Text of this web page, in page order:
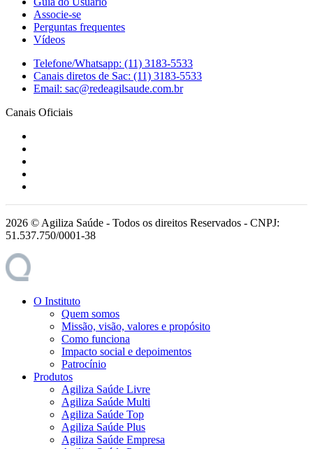
Associe-se
Perguntas frequentes
Vídeos
Telefone/Whatsapp: (11) 3183-5533
Canais diretos de Sac: (11) 3183-5533
Email: sac@redeagilsaude.com.br
Canais Oficiais
2026 © Agiliza Saúde - Todos os direitos Reservados - CNPJ:
51.537.750/0001-38
O Instituto
Quem somos
Missão, visão, valores e propósito
Como funciona
Impacto social e depoimentos
Patrocínio
Produtos
Agiliza Saúde Livre
Agiliza Saúde Multi
Agiliza Saúde Top
Agiliza Saúde Plus
Agiliza Saúde Empresa